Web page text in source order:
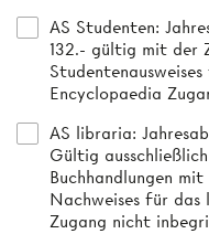
AS Studenten:
132.- gültig mit der
Encyclopaedia
AS libraria: Jahresabonnement zum Preis von Fr. 165.- .
Gültig
Buchhandlungen
Nachweises für das
Zugang nicht